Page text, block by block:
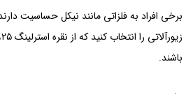
برخی افراد به فلزاتی مانند نیکل حساسیت
باشند.